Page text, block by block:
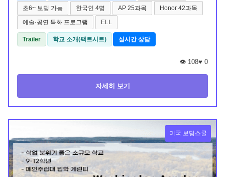
초6~ 보딩 가능
한국인 4명 AP 25과목
Honor 42과목
예술·공연 특화 프로그램
ELL
Trailer 학교 소개(팩트시트) 실시간 상담
👁️ 108♥ 0
자세히 보기
미국 보딩스쿨